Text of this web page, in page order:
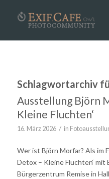
Schlagwortarchiv
Ausstellung Björn
Kleine Fluchten‘
16. März 2026 / in
Wer ist Björn Morfar? Als im
Detox – Kleine Fluchten‘ mit
Bürgerzentrum Remise in